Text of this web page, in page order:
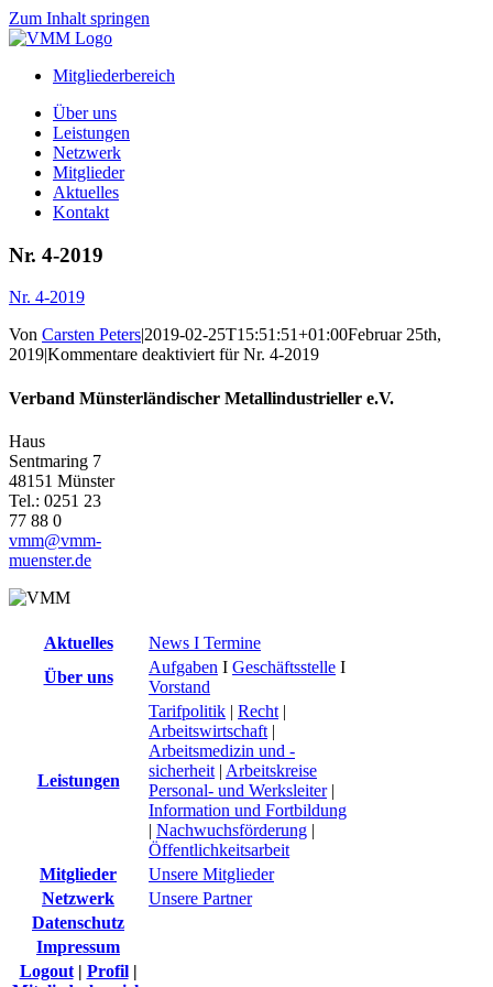
Zum Inhalt springen
Mitgliederbereich
Über uns
Leistungen
Netzwerk
Mitglieder
Aktuelles
Kontakt
Nr. 4-2019
Nr. 4-2019
Von Carsten Peters|2019-02-25T15:51:51+01:00Februar 25th,
2019|Kommentare deaktiviertfür Nr. 4-2019
Verband Münsterländischer Metallindustrieller e.V.
Haus
Sentmaring 7
48151 Münster
Tel.: 0251 23
77 88 0
vmm@vmm-
muenster.de
Aktuelles
News I Termine
Über uns
Aufgaben I Geschäftsstelle I
Vorstand
Leistungen
Tarifpolitik | Recht |
Arbeitswirtschaft |
Arbeitsmedizin und -
sicherheit | Arbeitskreise
Personal- und Werksleiter|
Information und Fortbildung
| Nachwuchsförderung |
Öffentlichkeitsarbeit
Mitglieder
Unsere Mitglieder
Netzwerk
Unsere Partner
Datenschutz
Impressum
Logout| Profil|